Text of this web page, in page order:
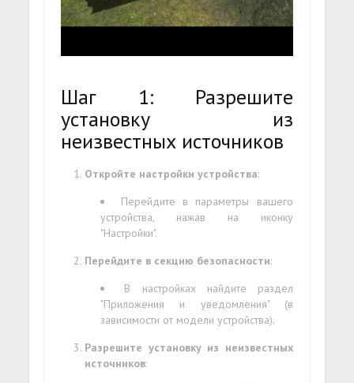
Шаг 1: Разрешите
установку из
неизвестных источников
Откройте настройки устройства:
Перейдите в параметры вашего
устройства, нажав на иконку
"Настройки".
Перейдите в секцию безопасности:
В настройках найдите раздел
"Приложения и уведомления" (в
зависимости от модели устройства).
Разрешите установку из неизвестных
источников: